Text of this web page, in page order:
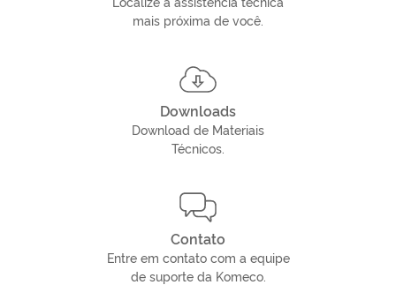
mais próxima de você.
Downloads
Download de Materiais
Técnicos.
Contato
Entre em contato com a equipe
de suporte da Komeco.